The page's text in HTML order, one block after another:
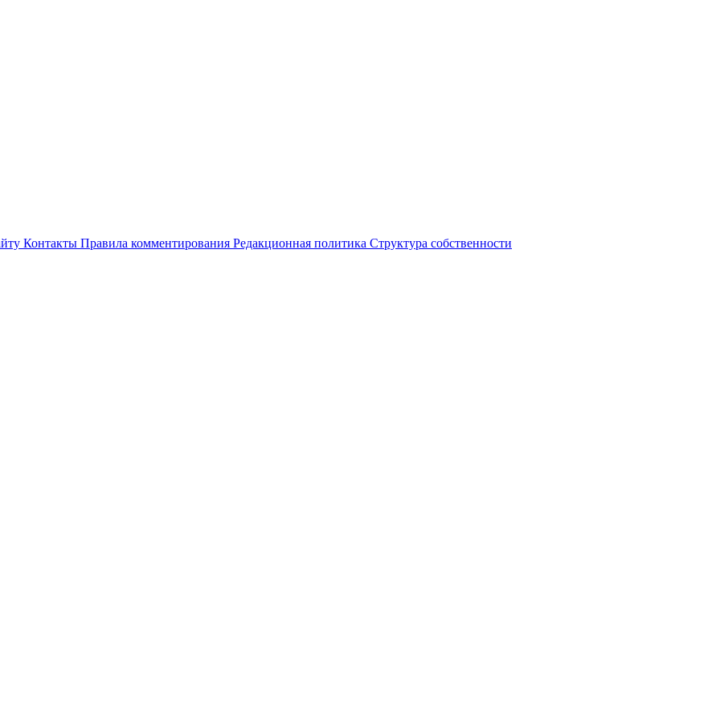
Контакты Правила комментирования Редакционная политика Структура собственности